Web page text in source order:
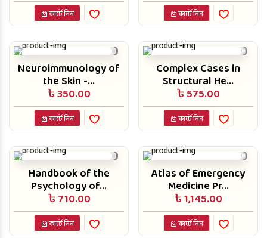
কার্টে নিন কার্টে নিন
Neuroimmunology of
the Skin -...
৳ 350.00
কার্টে নিন
Complex Cases in
Structural He...
৳ 575.00
কার্টে নিন
Handbook of the
Psychology of...
৳ 710.00
কার্টে নিন
Atlas of Emergency
Medicine Pr...
৳ 1,145.00
কার্টে নিন